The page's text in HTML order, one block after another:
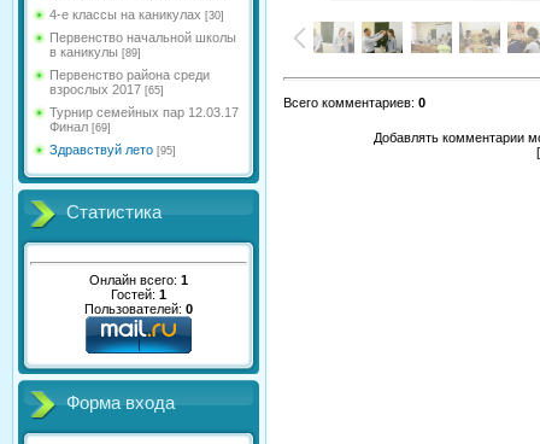
4-е классы на каникулах [30]
Первенство начальной школы
в каникулы [89]
Первенство района среди
взрослых 2017 [65]
Турнир семейных пар 12.03.17
Финал [69]
Здравствуй лето [95]
Статистика
Онлайн всего: 1
Гостей: 1
Пользователей: 0
Форма входа
Всего комментариев: 0
Добавлять комментарии